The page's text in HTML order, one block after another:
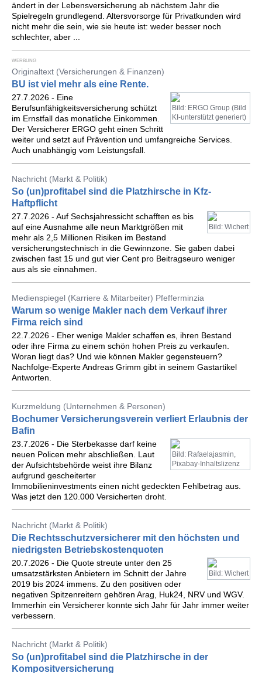
ändert in der Lebensversicherung ab nächstem Jahr die
Spielregeln grundlegend. Altersvorsorge für Privatkunden wird
nicht mehr die sein, wie sie heute ist: weder besser noch
schlechter, aber ...
WERBUNG
Originaltext (Versicherungen & Finanzen)
BU ist viel mehr als eine Rente.
Bild: ERGO Group (Bild
KI-unterstützt generiert)
27.7.2026 - Eine
Berufsunfähigkeitsversicherung schützt
im Ernstfall das monatliche Einkommen.
Der Versicherer ERGO geht einen Schritt
weiter und setzt auf Prävention und umfangreiche Services.
Auch unabhängig vom Leistungsfall.
Nachricht (Markt & Politik)
So (un)profitabel sind die Platzhirsche in Kfz-
Haftpflicht
Bild: Wichert
27.7.2026 - Auf Sechsjahressicht schafften es bis
auf eine Ausnahme alle neun Marktgrößen mit
mehr als 2,5 Millionen Risiken im Bestand
versicherungstechnisch in die Gewinnzone. Sie gaben dabei
zwischen fast 15 und gut vier Cent pro Beitragseuro weniger
aus als sie einnahmen.
Medienspiegel (Karriere & Mitarbeiter) Pfefferminzia
Warum so wenige Makler nach dem Verkauf ihrer
Firma reich sind
22.7.2026 - Eher wenige Makler schaffen es, ihren Bestand
oder ihre Firma zu einem schön hohen Preis zu verkaufen.
Woran liegt das? Und wie können Makler gegensteuern?
Nachfolge-Experte Andreas Grimm gibt in seinem Gastartikel
Antworten.
Kurzmeldung (Unternehmen & Personen)
Bochumer Versicherungsverein verliert Erlaubnis der
Bafin
Bild: Rafaelajasmin,
Pixabay-Inhaltslizenz
23.7.2026 - Die Sterbekasse darf keine
neuen Policen mehr abschließen. Laut
der Aufsichtsbehörde weist ihre Bilanz
aufgrund gescheiterter
Immobilieninvestments einen nicht gedeckten Fehlbetrag aus.
Was jetzt den 120.000 Versicherten droht.
Nachricht (Markt & Politik)
Die Rechtsschutzversicherer mit den höchsten und
niedrigsten Betriebskostenquoten
Bild: Wichert
20.7.2026 - Die Quote streute unter den 25
umsatzstärksten Anbietern im Schnitt der Jahre
2019 bis 2024 immens. Zu den positiven oder
negativen Spitzenreitern gehören Arag, Huk24, NRV und WGV.
Immerhin ein Versicherer konnte sich Jahr für Jahr immer weiter
verbessern.
Nachricht (Markt & Politik)
So (un)profitabel sind die Platzhirsche in der
Kompositversicherung